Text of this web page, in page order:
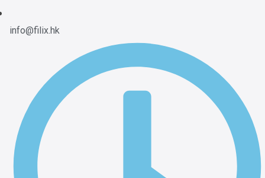
info@filix.hk